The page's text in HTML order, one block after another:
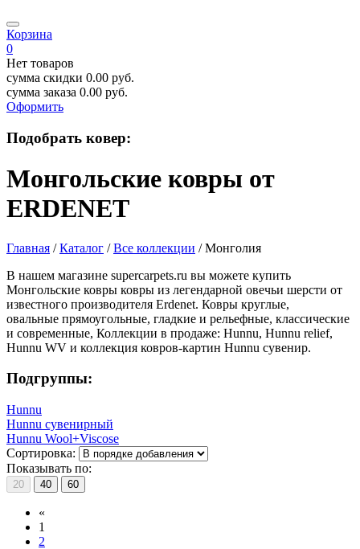
Корзина
0
Нет товаров
сумма скидки 0.00 руб.
сумма заказа 0.00 руб.
Оформить
Подобрать ковер:
Монгольские ковры от
ERDENET
Главная / Каталог / Все коллекции / Монголия
В нашем магазине supercarpets.ru вы можете купить
Монгольские ковры ковры из легендарной овечьи шерсти от
известного производителя Erdenet. Ковры круглые,
овальные прямоугольные, гладкие и рельефные, классические
и современные, Коллекции в продаже: Hunnu, Hunnu relief,
Hunnu WV и коллекция ковров-картин Hunnu сувенир.
Подгруппы:
Hunnu
Hunnu сувенирный
Hunnu Wool+Viscose
Сортировка:
Показывать по:
20 40 60
«
1
2